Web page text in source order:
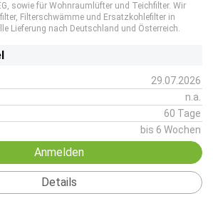
sowie für Wohnraumlüfter und Teichfilter. Wir
Filterschwämme und Ersatzkohlefilter in
Lieferung nach Deutschland und Österreich.
29.07.2026
n.a.
60 Tage
bis 6 Wochen
Anmelden
Details